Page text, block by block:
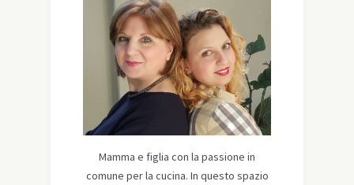
Mamma e figlia con la passione in
comune per la cucina. In questo spazio